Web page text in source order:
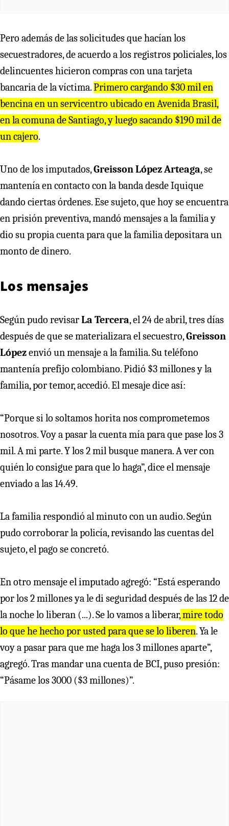
Pero además de las solicitudes que hacían los
secuestradores, de acuerdo a los registros policiales, los
delincuentes hicieron compras con una tarjeta
bancaria de la víctima.Primero cargando $30 mil en
bencina en un servicentro ubicado en Avenida Brasil,
en la comuna de Santiago, y luego sacando $190 mil de
un cajero.
Uno de los imputados,Greisson López Arteaga, se
mantenía en contacto con la banda desde Iquique
dando ciertas órdenes. Ese sujeto, que hoy se encuentra
en prisión preventiva, mandó mensajes a la familia y
dio su propia cuenta para que la familia depositara un
monto de dinero.
Los mensajes
Según pudo revisarLa Tercera, el 24 de abril, tres días
después de que se materializara el secuestro,Greisson
Lópezenvió un mensaje a la familia. Su teléfono
mantenía prefijo colombiano. Pidió $3 millones y la
familia, por temor, accedió. El mesaje dice así:
“Porque si lo soltamos horita nos comprometemos
nosotros. Voy a pasar la cuenta mía para que pase los 3
mil. A mi parte. Y los 2 mil busque manera. A ver con
quién lo consigue para que lo haga”, dice el mensaje
enviado a las 14.49.
La familia respondió al minuto con un audio. Según
pudo corroborar la policía, revisando las cuentas del
sujeto, el pago se concretó.
En otro mensaje el imputado agregó: “Está esperando
por los 2 millones ya le di seguridad después de las 12 de
la noche lo liberan (...). Se lo vamos a liberar,mire todo
lo que he hecho por usted para que se lo liberen. Ya le
voy a pasar para que me haga los 3 millones aparte”,
agregó. Tras mandar una cuenta de BCI, puso presión:
“Pásame los 3000 ($3 millones)”.